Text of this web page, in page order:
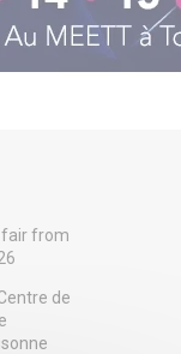
fair from
de